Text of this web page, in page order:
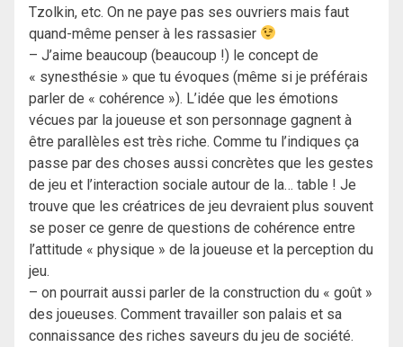
Tzolkin, etc. On ne paye pas ses ouvriers mais faut
quand-même penser à les rassasier
– J’aime beaucoup (beaucoup !) le concept de
« synesthésie » que tu évoques (même si je préférais
parler de « cohérence »). L’idée que les émotions
vécues par la joueuse et son personnage gagnent à
être parallèles est très riche. Comme tu l’indiques ça
passe par des choses aussi concrètes que les gestes
de jeu et l’interaction sociale autour de la… table ! Je
trouve que les créatrices de jeu devraient plus souvent
se poser ce genre de questions de cohérence entre
l’attitude « physique » de la joueuse et la perception du
jeu.
– on pourrait aussi parler de la construction du « goût »
des joueuses. Comment travailler son palais et sa
connaissance des riches saveurs du jeu de société.